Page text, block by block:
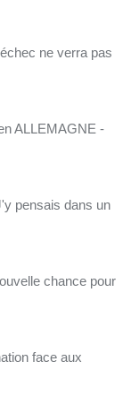
ne verra pas
ALLEMAGNE -
pensais dans un
chance pour
face aux